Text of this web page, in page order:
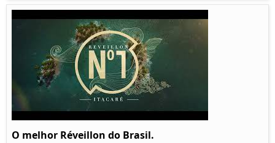
O melhor Réveillon do Brasil.